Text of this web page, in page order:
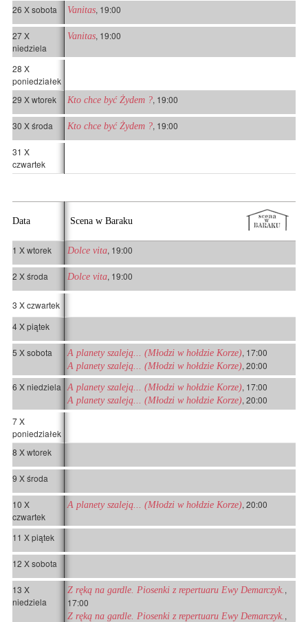
26 X sobota Vanitas, 19:00
27 X
niedziela
Vanitas, 19:00
28 X
poniedziałek
29 X wtorek
Kto chce być Żydem ?, 19:00
30 X środa Kto chce być Żydem ?, 19:00
31 X
czwartek
Data Scena w Baraku
1 X wtorek Dolce vita, 19:00
2 X środa Dolce vita, 19:00
3 X czwartek
4 X piątek
5 X sobota A planety szaleją... (Młodzi w hołdzie Korze), 17:00
A planety szaleją... (Młodzi w hołdzie Korze), 20:00
6 X niedziela
A planety szaleją... (Młodzi w hołdzie Korze), 17:00
A planety szaleją... (Młodzi w hołdzie Korze), 20:00
7 X
poniedziałek
8 X wtorek
9 X środa
10 X
czwartek
A planety szaleją... (Młodzi w hołdzie Korze), 20:00
11 X piątek
12 X sobota
13 X
niedziela
Z ręką na gardle. Piosenki z repertuaru Ewy Demarczyk. ,
17:00
Z ręką na gardle. Piosenki z repertuaru Ewy Demarczyk. ,